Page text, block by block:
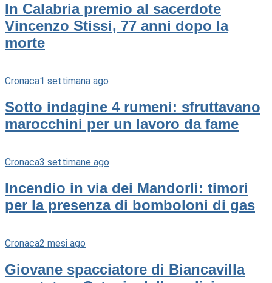
In Calabria premio al sacerdote
Vincenzo Stissi, 77 anni dopo la
morte
Cronaca1 settimana ago
Sotto indagine 4 rumeni: sfruttavano
marocchini per un lavoro da fame
Cronaca3 settimane ago
Incendio in via dei Mandorli: timori
per la presenza di bomboloni di gas
Cronaca2 mesi ago
Giovane spacciatore di Biancavilla